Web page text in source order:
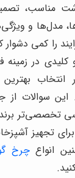
مناسب،
مدل‌ها و
را کمی دشوار
کلیدی در
بهترین
این سوالات از
تخصصی‌تر
تجهیز
انواعچرخ